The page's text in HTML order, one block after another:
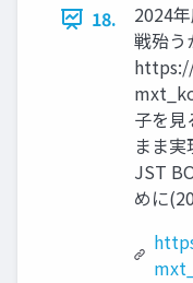
18.
2024
戦殆う
子を見
まま
JST
めに